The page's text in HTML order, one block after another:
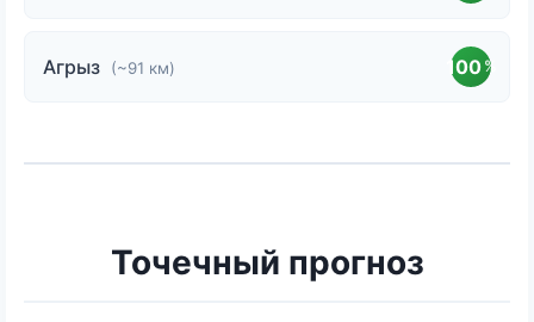
Агрыз (~91 км) 100 %
Точечный прогноз